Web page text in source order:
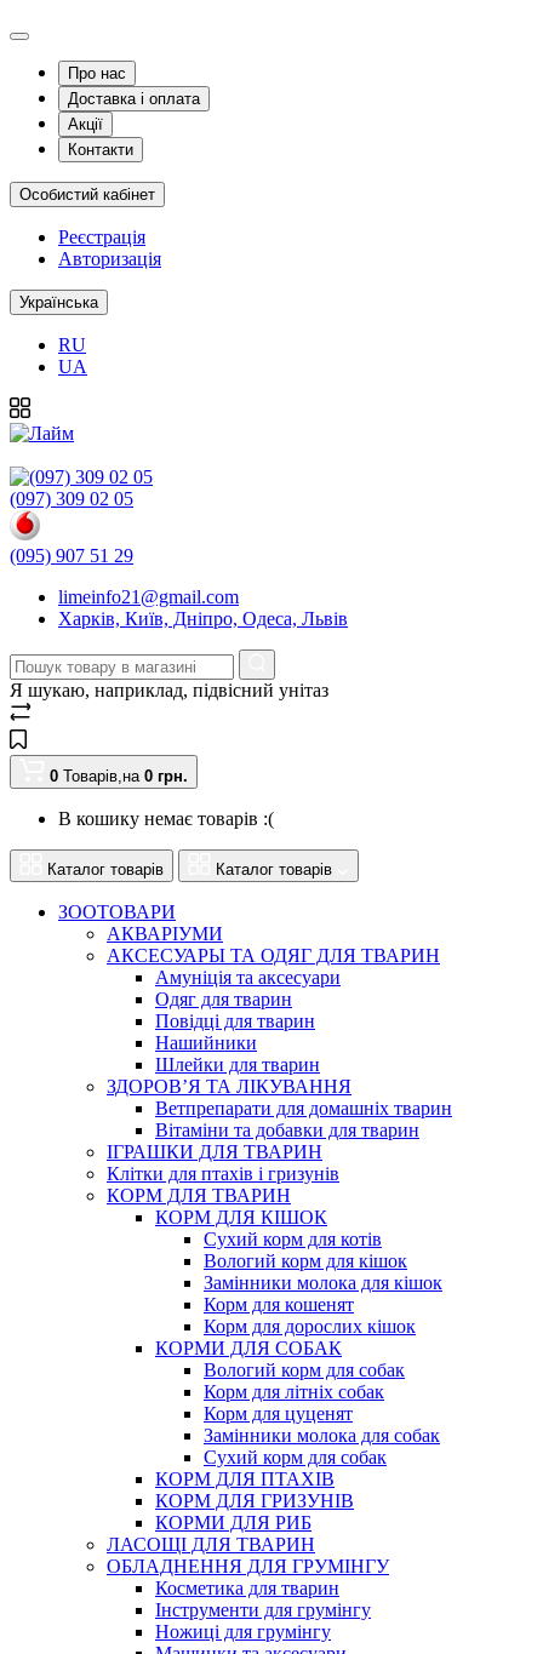
Про нас
Доставка і оплата
Акції
Контакти
Особистий кабінет
Реєстрація
Авторизація
Українська
RU
UA
(097) 309 02 05
(095) 907 51 29
limeinfo21@gmail.com
Харків, Київ, Дніпро, Одеса, Львів
Я шукаю, наприклад, підвісний унітаз
0 Товарів,на 0 грн.
В кошику немає товарів :(
Каталог товарів Каталог товарів
ЗООТОВАРИ
АКВАРІУМИ
АКСЕСУАРЫ ТА ОДЯГ ДЛЯ ТВАРИН
Амуніція та аксесуари
Одяг для тварин
Повідці для тварин
Нашийники
Шлейки для тварин
ЗДОРОВ’Я ТА ЛІКУВАННЯ
Ветпрепарати для домашніх тварин
Вітаміни та добавки для тварин
ІГРАШКИ ДЛЯ ТВАРИН
Клітки для птахів і гризунів
КОРМ ДЛЯ ТВАРИН
КОРМ ДЛЯ КІШОК
Сухий корм для котів
Вологий корм для кішок
Замінники молока для кішок
Корм для кошенят
Корм для дорослих кішок
КОРМИ ДЛЯ СОБАК
Вологий корм для собак
Корм для літніх собак
Корм для цуценят
Замінники молока для собак
Сухий корм для собак
КОРМ ДЛЯ ПТАХІВ
КОРМ ДЛЯ ГРИЗУНІВ
КОРМИ ДЛЯ РИБ
ЛАСОЩІ ДЛЯ ТВАРИН
ОБЛАДНЕННЯ ДЛЯ ГРУМІНГУ
Косметика для тварин
Інструменти для грумінгу
Ножиці для грумінгу